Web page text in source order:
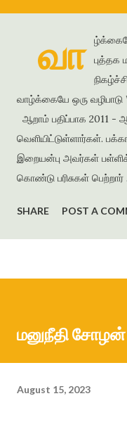
வா
புத்தக
வாழ்க்கையே ஒரு
ஆறாம் பதிப்பாக 2011
வெளியிட்டுள்ளார்கள்.
இறையன்பு அவர்கள் பள்ளிக்
கொண்டு பரிசுகள் பெற்றார் .
காலத்தில் எழுதிய
புல்லாங்குழல் ’ என்ற
கணையாழி , புதிய
நர்மதா அணை
SHARE POST A
மனுநீதி சோழன்
August 15, 2023